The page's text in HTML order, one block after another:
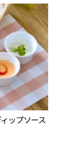
ップソース